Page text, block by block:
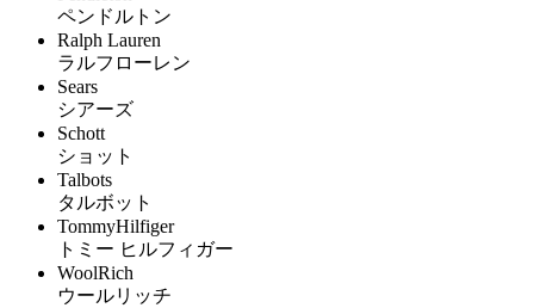
ペンドルトン
Ralph Lauren
ラルフローレン
Sears
シアーズ
Schott
ショット
Talbots
タルボット
TommyHilfiger
トミー ヒルフィガー
WoolRich
ウールリッチ